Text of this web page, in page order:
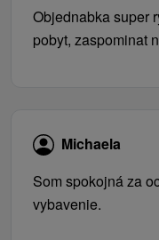
Objednabka super
pobyt, zaspominat
Michaela
Som spokojná za
vybavenie.